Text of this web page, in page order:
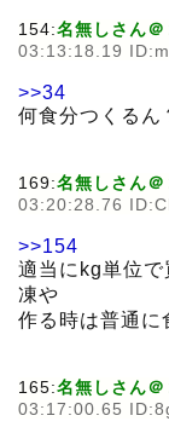
154:名無しさん
03:13:18.19
>>34
何食分つくるん
169:名無しさん
03:20:28.76
>>154
適当にkg単位
凍や
作る時は普通に
165:名無しさん
03:17:00.65